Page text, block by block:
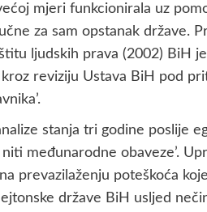
mjeri funkcionirala uz
za sam opstanak države.
ljudskih prava (2002) BiH
reviziju Ustava BiH pod
stanja tri godine poslije
međunarodne obaveze’.
prevazilaženju poteškoća
države BiH usljed